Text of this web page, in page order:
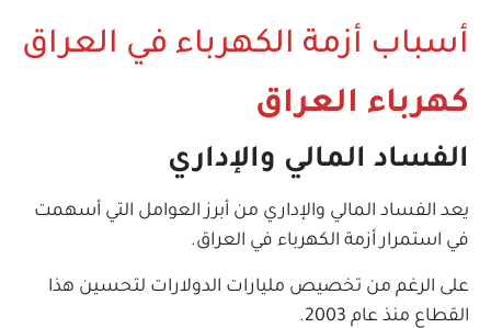
أسباب أزمة الكهرباء في العراق
كهرباء العراق
الفساد المالي والإداري
يعد الفساد المالي والإداري من أبرز العوامل التي أسهمت
في استمرار أزمة الكهرباء في العراق.
على الرغم من تخصيص مليارات الدولارات لتحسين هذا
القطاع منذ عام 2003.